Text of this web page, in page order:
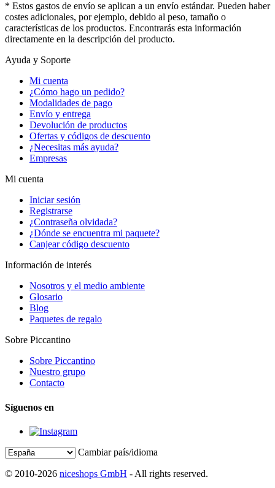
* Estos gastos de envío se aplican a un envío estándar. Pueden haber
costes adicionales, por ejemplo, debido al peso, tamaño o
características de los productos. Encontrarás esta información
directamente en la descripción del producto.
Ayuda y Soporte
Mi cuenta
¿Cómo hago un pedido?
Modalidades de pago
Envío y entrega
Devolución de productos
Ofertas y códigos de descuento
¿Necesitas más ayuda?
Empresas
Mi cuenta
Iniciar sesión
Registrarse
¿Contraseña olvidada?
¿Dónde se encuentra mi paquete?
Canjear código descuento
Información de interés
Nosotros y el medio ambiente
Glosario
Blog
Paquetes de regalo
Sobre Piccantino
Sobre Piccantino
Nuestro grupo
Contacto
Síguenos en
Cambiar país/idioma
© 2010-2026 niceshops GmbH - All rights reserved.